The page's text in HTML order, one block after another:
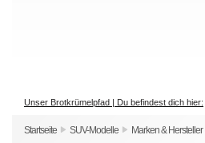
Unser Brotkrümelpfad | Du befindest dich hier:
Startseite SUV-Modelle Marken & Hersteller